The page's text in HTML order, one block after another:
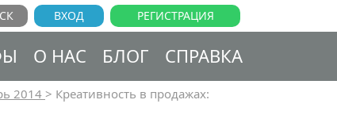
РЕГИСТРАЦИЯ
ВХОД
О НАС БЛОГ СПРАВКА
2014 > Креативность в продажах: